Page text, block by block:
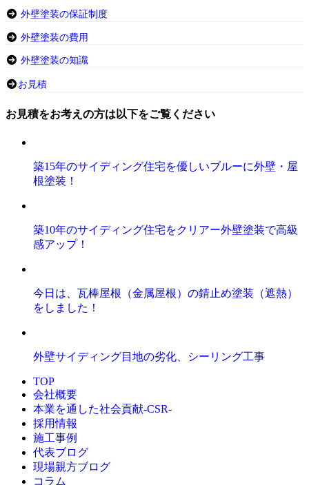
外壁塗装の保証制度
外壁塗装の費用
外壁塗装の知識
お見積
お見積をお考えの方は以下をご覧ください
築15年のサイディング住宅を優しいブルーに外壁・屋
根塗装！
築10年のサイディング住宅をクリアー外壁塗装で高級
感アップ！
今日は、瓦棒屋根（金属屋根）の錆止め塗装（遮熱）
をしました！
外壁サイディング目地の劣化、シーリング工事
TOP
会社概要
本業を通した社会貢献-CSR-
採用情報
施工事例
代表ブログ
現場親方ブログ
コラム